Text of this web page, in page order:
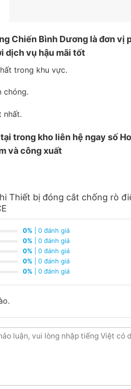
Chiến Bình Dương là đơn vị
dịch vụ hậu mãi tốt
trong khu vực.
chóng.
nhất.
trong kho liên hệ ngay số
và công xuất
Thiết bị đóng cắt chống rò
0% | 0 đánh giá
0% | 0 đánh giá
0% | 0 đánh giá
0% | 0 đánh giá
0% | 0 đánh giá